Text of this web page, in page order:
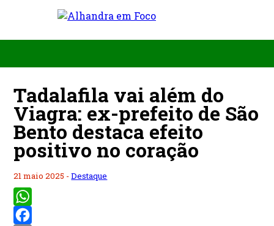
Tadalafila vai além do
Viagra: ex-prefeito de São
Bento destaca efeito
positivo no coração
21 maio 2025 -Destaque
WhatsApp